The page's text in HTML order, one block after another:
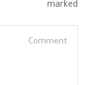
marked